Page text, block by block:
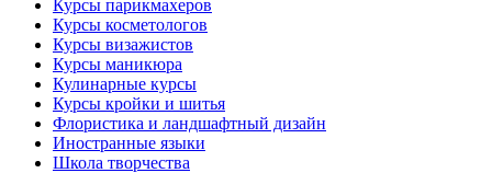
Курсы парикмахеров
Курсы косметологов
Курсы визажистов
Курсы маникюра
Кулинарные курсы
Курсы кройки и шитья
Флористика и ландшафтный дизайн
Иностранные языки
Школа творчества